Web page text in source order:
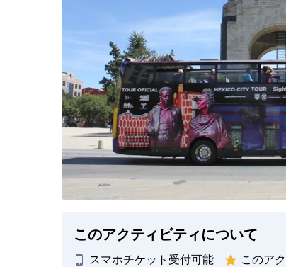
このアクティビティについて
スマホチケット受付可能
このア